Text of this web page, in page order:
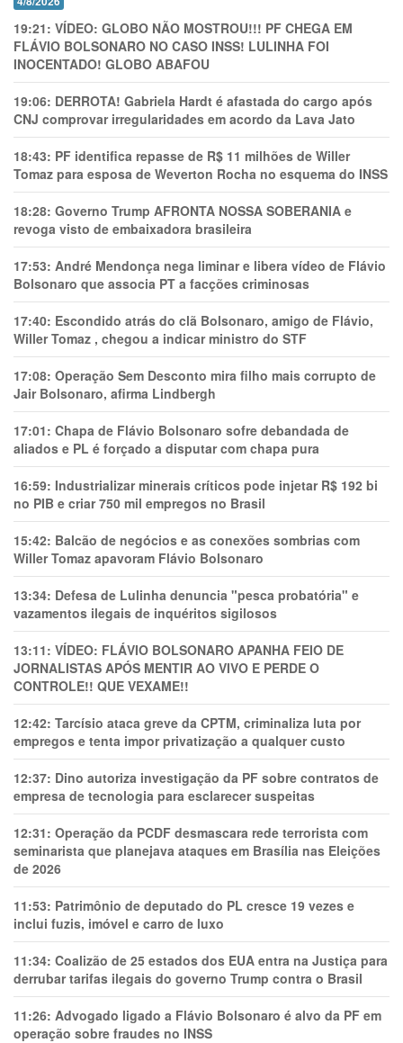
19:21: VÍDEO: GLOBO NÃO MOSTROU!!! PF CHEGA EM
FLÁVIO BOLSONARO NO CASO INSS! LULINHA FOI
INOCENTADO! GLOBO ABAFOU
19:06: DERROTA! Gabriela Hardt é afastada do cargo após
CNJ comprovar irregularidades em acordo da Lava Jato
18:43: PF identifica repasse de R$ 11 milhões de Willer
Tomaz para esposa de Weverton Rocha no esquema do INSS
18:28: Governo Trump AFRONTA NOSSA SOBERANIA e
revoga visto de embaixadora brasileira
17:53: André Mendonça nega liminar e libera vídeo de Flávio
Bolsonaro que associa PT a facções criminosas
17:40: Escondido atrás do clã Bolsonaro, amigo de Flávio,
Willer Tomaz , chegou a indicar ministro do STF
17:08: Operação Sem Desconto mira filho mais corrupto de
Jair Bolsonaro, afirma Lindbergh
17:01: Chapa de Flávio Bolsonaro sofre debandada de
aliados e PL é forçado a disputar com chapa pura
16:59: Industrializar minerais críticos pode injetar R$ 192 bi
no PIB e criar 750 mil empregos no Brasil
15:42: Balcão de negócios e as conexões sombrias com
Willer Tomaz apavoram Flávio Bolsonaro
13:34: Defesa de Lulinha denuncia "pesca probatória" e
vazamentos ilegais de inquéritos sigilosos
13:11: VÍDEO: FLÁVIO BOLSONARO APANHA FEIO DE
JORNALISTAS APÓS MENTIR AO VIVO E PERDE O
CONTROLE!! QUE VEXAME!!
12:42: Tarcísio ataca greve da CPTM, criminaliza luta por
empregos e tenta impor privatização a qualquer custo
12:37: Dino autoriza investigação da PF sobre contratos de
empresa de tecnologia para esclarecer suspeitas
12:31: Operação da PCDF desmascara rede terrorista com
seminarista que planejava ataques em Brasília nas Eleições
de 2026
11:53: Patrimônio de deputado do PL cresce 19 vezes e
inclui fuzis, imóvel e carro de luxo
11:34: Coalizão de 25 estados dos EUA entra na Justiça para
derrubar tarifas ilegais do governo Trump contra o Brasil
11:26: Advogado ligado a Flávio Bolsonaro é alvo da PF em
operação sobre fraudes no INSS